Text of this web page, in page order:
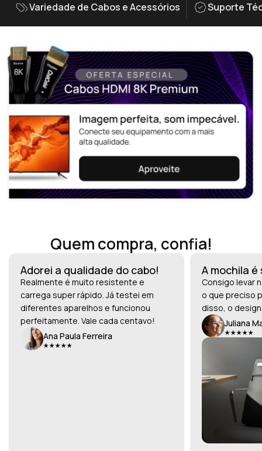
Variedade de Cabos e Acessórios Suporte
Quem compra, confia!
Adorei a qualidade do cabo!
Realmente é muito resistente e
carrega super rápido. Já testei em
diferentes aparelhos e funcionou
perfeitamente. Vale cada centavo!
Ana Paula Ferreira
A mochila
Consigo levar
o que preciso
disso, o
Juliana